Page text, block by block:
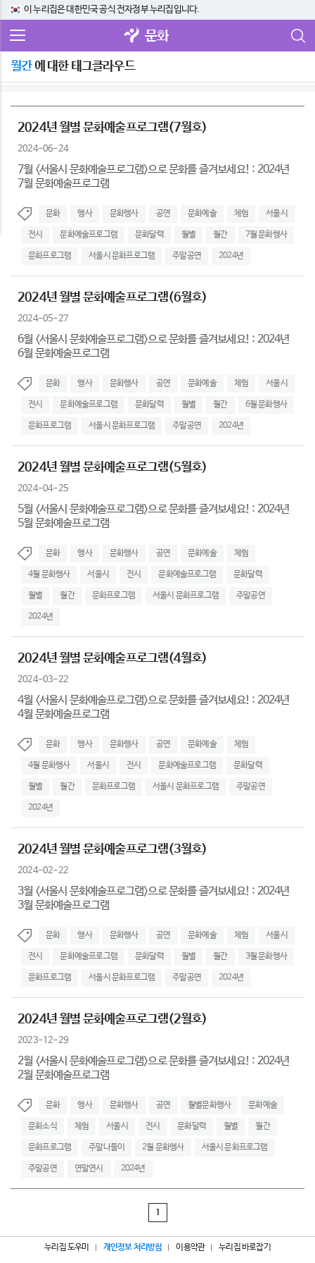
이 누리집은 대한민국 공식 전자정부 누리집입니다.
문화
월간에 대한 태그클라우드
2024년 월별 문화예술프로그램(7월호)
2024-06-24
7월 <서울시 문화예술프로그램>으로 문화를 즐겨보세요! : 2024년
7월 문화예술프로그램
문화 행사 문화행사 공연 문화예술 체험 서울시
전시 문화예술프로그램 문화달력 월별 월간 7월 문화행사
문화프로그램 서울시 문화프로그램 주말공연 2024년
2024년 월별 문화예술프로그램(6월호)
2024-05-27
6월 <서울시 문화예술프로그램>으로 문화를 즐겨보세요! : 2024년
6월 문화예술프로그램
문화 행사 문화행사 공연 문화예술 체험 서울시
전시 문화예술프로그램 문화달력 월별 월간 6월 문화행사
문화프로그램 서울시 문화프로그램 주말공연 2024년
2024년 월별 문화예술프로그램(5월호)
2024-04-25
5월 <서울시 문화예술프로그램>으로 문화를 즐겨보세요! : 2024년
5월 문화예술프로그램
문화 행사 문화행사 공연 문화예술 체험
4월 문화행사 서울시 전시 문화예술프로그램 문화달력
월별 월간 문화프로그램 서울시 문화프로그램 주말공연
2024년
2024년 월별 문화예술프로그램(4월호)
2024-03-22
4월 <서울시 문화예술프로그램>으로 문화를 즐겨보세요! : 2024년
4월 문화예술프로그램
문화 행사 문화행사 공연 문화예술 체험
4월 문화행사 서울시 전시 문화예술프로그램 문화달력
월별 월간 문화프로그램 서울시 문화프로그램 주말공연
2024년
2024년 월별 문화예술프로그램(3월호)
2024-02-22
3월 <서울시 문화예술프로그램>으로 문화를 즐겨보세요! : 2024년
3월 문화예술프로그램
문화 행사 문화행사 공연 문화예술 체험 서울시
전시 문화예술프로그램 문화달력 월별 월간 3월 문화행사
문화프로그램 서울시 문화프로그램 주말공연 2024년
2024년 월별 문화예술프로그램(2월호)
2023-12-29
2월 <서울시 문화예술프로그램>으로 문화를 즐겨보세요! : 2024년
2월 문화예술프로그램
문화 행사 문화행사 공연 월별문화행사 문화예술
문화소식 체험 서울시 전시 문화달력 월별 월간
문화프로그램 주말나들이 2월 문화행사 서울시 문화프로그램
주말공연 연말연시 2024년
1
누리집 도우미 개인정보 처리방침 이용약관 누리집 바로잡기